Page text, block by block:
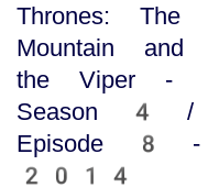
Thrones: The
Mountain and
the Viper -
Season 4 /
Episode 8 -
2014